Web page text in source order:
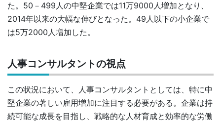
た。50－499人の中堅企業では11万9000人増加となり、
2014年以来の大幅な伸びとなった。49人以下の小企業で
は5万2000人増加した。
人事コンサルタントの視点
この状況において、人事コンサルタントとしては、特に中
堅企業の著しい雇用増加に注目する必要がある。企業は持
続可能な成長を目指し、戦略的な人材育成と効率的な労働